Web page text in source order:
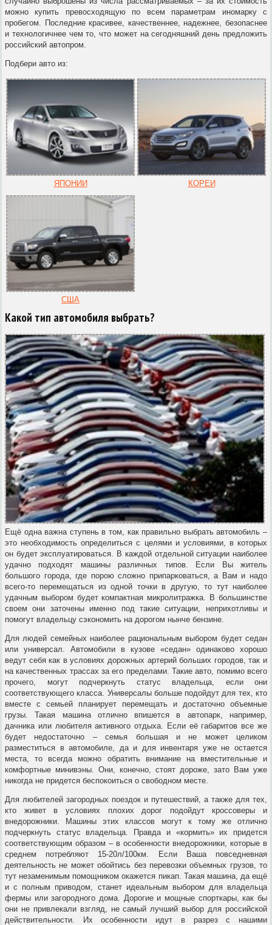
можно купить превосходящую по всем параметрам иномарку с
пробегом. Последние красивее, качественнее, надежнее, безопаснее
и технологичнее чем то, что может на сегодняшний день предложить
российский автопром.
Подбери авто из:
ЯПОНИИ КОРЕИ
США
Какой тип автомобиля выбрать?
Ещё одна важна ступень в том, как правильно выбрать автомобиль –
это необходимость определиться с целями и условиями, в которых
он будет эксплуатироваться. В каждой отдельной ситуации наиболее
удачно подходят машины различных типов. Если Вы житель
большого города, где порою сложно припарковаться, а Вам и надо
всего-то перемещаться из одной точки в другую, то тут наиболее
удачным выбором будет компактная микролитражка. В большинстве
своем они заточены именно под такие ситуации, неприхотливы и
помогут владельцу сэкономить на дорогом нынче бензине.
Для людей семейных наиболее рациональным выбором будет седан
или универсал. Автомобили в кузове «седан» одинаково хорошо
ведут себя как в условиях дорожных артерий больших городов, так и
на качественных трассах за его пределами. Такие авто, помимо всего
прочего, могут подчеркнуть статус владельца, если они
соответствующего класса. Универсалы больше подойдут для тех, кто
вместе с семьей планирует перемещать и достаточно объемные
грузы. Такая машина отлично впишется в автопарк, например,
дачника или любителя активного отдыха. Если её габаритов все же
будет недостаточно – семья большая и не может целиком
разместиться в автомобиле, да и для инвентаря уже не остается
места, то всегда можно обратить внимание на вместительные и
комфортные минивэны. Они, конечно, стоят дороже, зато Вам уже
никогда не придется беспокоиться о свободном месте.
Для любителей загородных поездок и путешествий, а также для тех,
кто живет в условиях плохих дорог подойдут кроссоверы и
внедорожники. Машины этих классов могут к тому же отлично
подчеркнуть статус владельца. Правда и «кормить» их придется
соответствующим образом – в особенности внедорожники, которые в
среднем потребляют 15-20л/100км. Если Ваша повседневная
деятельность не может обойтись без перевозки объемных грузов, то
тут незаменимым помощником окажется пикап. Такая машина, да ещё
и с полным приводом, станет идеальным выбором для владельца
фермы или загородного дома. Дорогие и мощные спорткары, как бы
они не привлекали взгляд, не самый лучший выбор для российской
действительности. Их особенности идут в разрез с нашими